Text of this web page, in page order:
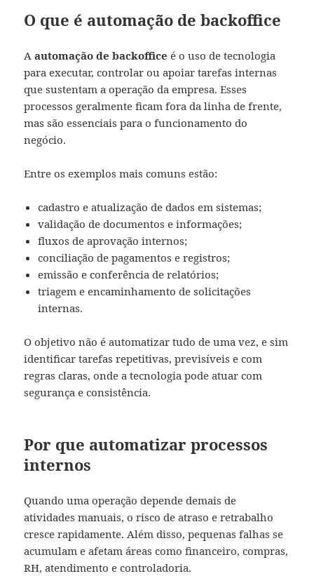
O que é automação de backoffice
Aautomação de backoffice é o uso de tecnologia
para executar, controlar ou apoiar tarefas internas
que sustentam a operação da empresa. Esses
processos geralmente ficam fora da linha de frente,
mas são essenciais para o funcionamento do
negócio.
Entre os exemplos mais comuns estão:
cadastro e atualização de dados em sistemas;
validação de documentos e informações;
fluxos de aprovação internos;
conciliação de pagamentos e registros;
emissão e conferência de relatórios;
triagem e encaminhamento de solicitações
internas.
O objetivo não é automatizar tudo de uma vez, e sim
identificar tarefas repetitivas, previsíveis e com
regras claras, onde a tecnologia pode atuar com
segurança e consistência.
Por que automatizar processos
internos
Quando uma operação depende demais de
atividades manuais, o risco de atraso e retrabalho
cresce rapidamente. Além disso, pequenas falhas se
acumulam e afetam áreas como financeiro, compras,
RH, atendimento e controladoria.